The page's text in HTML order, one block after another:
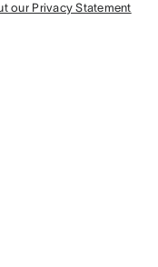
our Privacy Statement